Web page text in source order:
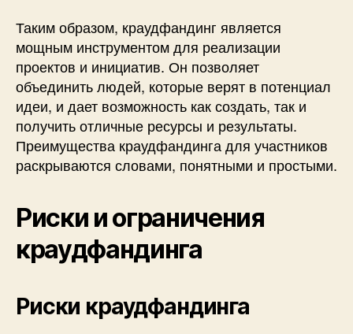
Таким образом, краудфандинг является
мощным инструментом для реализации
проектов и инициатив. Он позволяет
объединить людей, которые верят в потенциал
идеи, и дает возможность как создать, так и
получить отличные ресурсы и результаты.
Преимущества краудфандинга для участников
раскрываются словами, понятными и простыми.
Риски и ограничения
краудфандинга
Риски краудфандинга